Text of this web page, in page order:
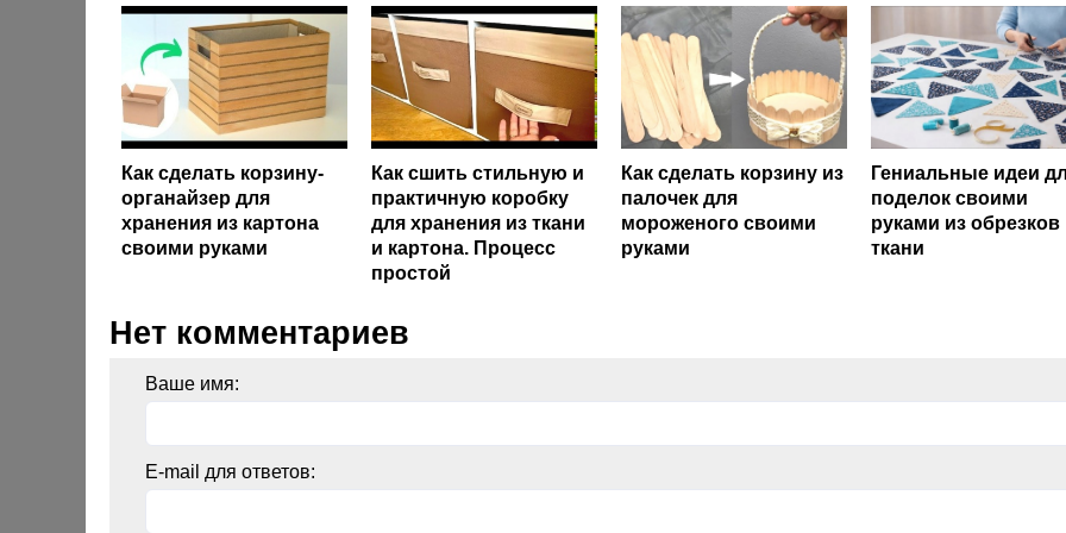
Как сделать корзину-
органайзер для
хранения из картона
своими руками
Как сшить стильную и
практичную коробку
для хранения из ткани
и картона. Процесс
простой
Как сделать корзину из
палочек для
мороженого своими
руками
Гениальные идеи
поделок своими
руками из обрезков
ткани
Нет комментариев
Ваше имя:
E-mail для ответов: